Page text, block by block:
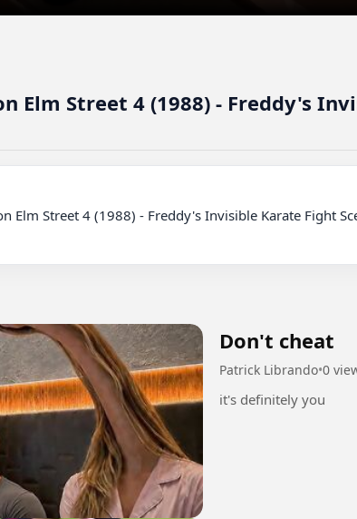
Elm Street 4 (1988) - Freddy's
Don't cheat
Patrick Librando•0
it's definitely you